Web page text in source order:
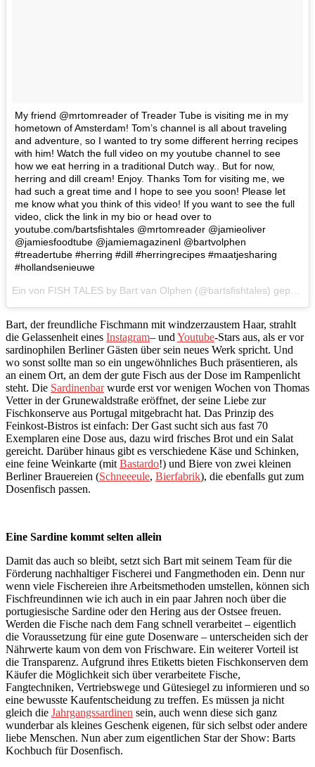
My friend @mrtomreader of Treader Tube is visiting me in my
hometown of Amsterdam! Tom’s channel is all about traveling
and adventure, so I wanted to try some different herring recipes
with him! Watch the full video on my youtube channel to see
how we eat herring in a traditional Dutch way.. But for now,
herring and dill cream! Enjoy. Thanks Tom for visiting me, we
had such a great time and I hope to see you soon! Please let
me know what you think of this video! If you want to see the full
video, click the link in my bio or head over to
youtube.com/bartsfishtales @mrtomreader @jamieoliver
@jamiesfoodtube @jamiemagazinenl @bartvolphen
#treadertube #herring #dill #herringrecipes #maatjesharing
#hollandsenieuwe
Bart, der freundliche Fischmann mit windzerzaustem Haar, strahlt
die Gelassenheit eines Instagram– und Youtube-Stars aus, als er vor
sardinophilen Berliner Gästen über sein neues Werk spricht. Und
wo sonst sollte man so ein ungewöhnliches Buch präsentieren, als
an einem Ort, an dem der gute Fisch aus der Dose im Rampenlicht
steht. Die Sardinenbarwurde erst vor wenigen Wochen von Thomas
Vetter in der Grunewaldstraße eröffnet, der seine Liebe zur
Fischkonserve aus Portugal mitgebracht hat. Das Prinzip des
Feinkost-Bistros ist einfach: Der Gast sucht sich aus fast 70
Exemplaren eine Dose aus, dazu wird frisches Brot und ein Salat
gereicht. Darüber hinaus gibt es verschiedene Käse und Schinken,
eine feine Weinkarte (mit Bastardo!) und Biere von zwei kleinen
Berliner Brauereien (Schneeeule, Bierfabrik), die ebenfalls gut zum
Dosenfisch passen.
Eine Sardine kommt selten allein
Damit das auch so bleibt, setzt sich Bart mit seinem Team für die
Förderung nachhaltiger Fischerei und Fangmethoden ein. Denn nur
wenn viele Fischereien ihre Arbeitsmethoden umstellen, können sich
Fischfreundinnen wie ich auch in ein paar Jahren noch über die
portugiesische Sardine oder den Hering aus der Ostsee freuen.
Werden die Fische nach dem Fang schnell verarbeitet – eigentlich
die Voraussetzung für eine gute Dosenware – unterscheiden sich der
Nährwerte kaum von dem von Frischware. Ein weiterer Vorteil ist
die Transparenz. Aufgrund ihres Etiketts bieten Fischkonserven dem
Käufer die Möglichkeit sich über verarbeitete Fische,
Fangtechniken, Vertriebswege und Gütesiegel zu informieren und so
eine bewusste Kaufentscheidung zu treffen. Es müssen ja nicht
gleich die Jahrgangssardinen sein, auch wenn diese sich ganz
wunderbar als kleines Geschenk eigenen, für sich selbst oder andere
liebe Menschen. Nun aber zum eigentlichen Star der Show: Barts
Kochbuch für Dosenfisch.